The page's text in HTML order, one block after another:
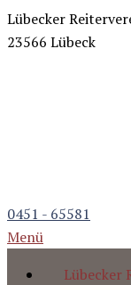
Lübecker
23566 Lübeck
0451 - 65581
Menü
Lübecker